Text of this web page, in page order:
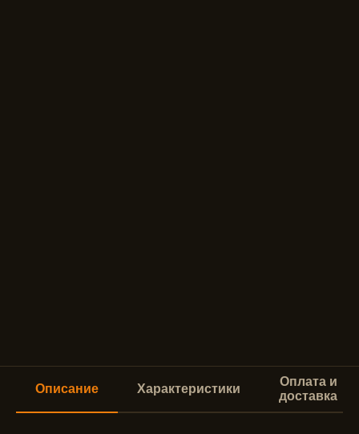
Описание Характеристики
Оплата и
доставка